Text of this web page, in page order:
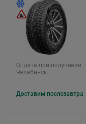
Оплата при получении
Челябинск
Доставим послезавтра